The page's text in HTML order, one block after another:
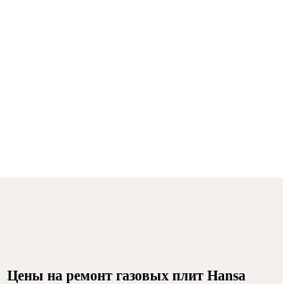
Цены на ремонт газовых плит Hansa